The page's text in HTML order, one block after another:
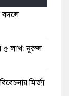
বদলে
৫ লাখ: নুরুল
মির্জা